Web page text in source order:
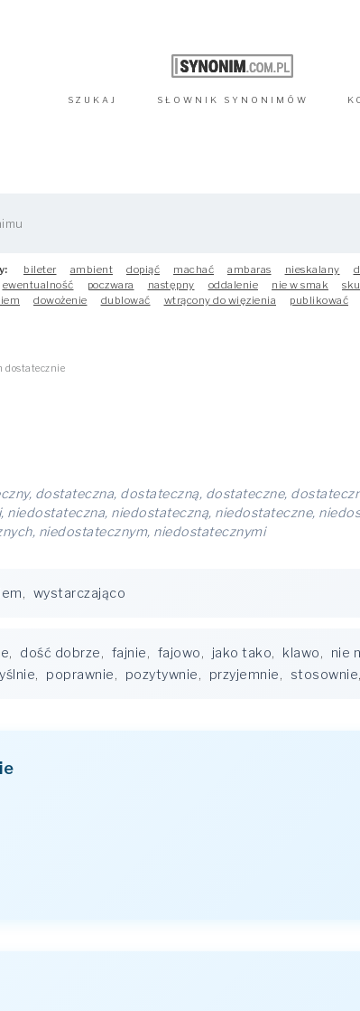
SZUKAJ SŁOWNIK SYNONIMÓW
bileter ambient dopiąć machać ambaras nieskalany
ewentualność poczwara następny oddalenie nie w smak
dowożenie dublować wtrącony do więzienia publikować
dostatecznie
dostateczna, dostateczną, dostateczne,
niedostateczną, niedostateczne,
niedostatecznym, niedostatecznymi
, wystarczająco
, dość dobrze, fajnie, fajowo, jako tako, klawo, nie
, poprawnie, pozytywnie, przyjemnie, stosownie,